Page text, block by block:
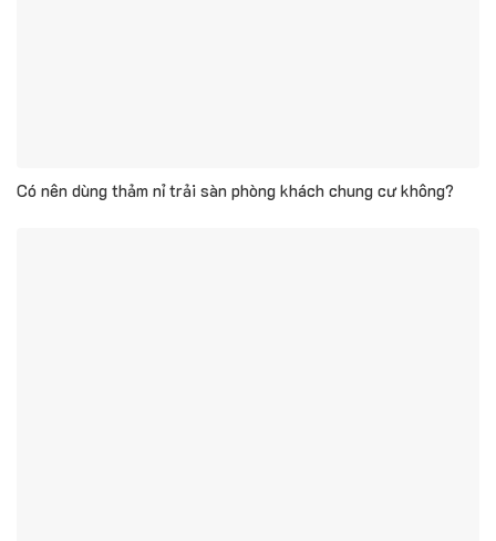
Có nên dùng thảm nỉ trải sàn phòng khách chung cư không?